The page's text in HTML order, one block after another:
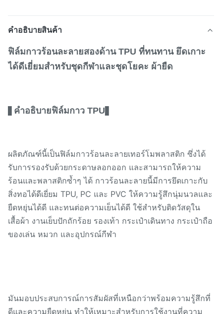
คําอธิบายสินค้า
ฟิล์มกาวร้อนละลายสองด้าน TPU ที่ทนทาน ยึดเกาะ
ได้ดีเยี่ยมสำหรับชุดกีฬาและชุดโยคะ ผ้ายืด
คำอธิบายฟิล์มกาว TPU
ผลิตภัณฑ์นี้เป็นฟิล์มกาวร้อนละลายเทอร์โมพลาสติก ซึ่งได้
รับการรองรับด้วยกระดาษลอกออก และสามารถให้ความ
ร้อนและพลาสติกซ้ำๆ ได้ กาวร้อนละลายนี้มีการยึดเกาะกับ
สิ่งทอได้ดีเยี่ยม TPU, PC และ PVC ให้ความรู้สึกนุ่มนวลและ
ยืดหยุ่นได้ดี และทนต่อความเย็นได้ดี ใช้สำหรับติดวัสดุใน
เสื้อผ้า งานเย็บปักถักร้อย รองเท้า กระเป๋าเดินทาง กระเป๋าถือ
ของเล่น หมวก และอุปกรณ์กีฬา
มันมอบประสบการณ์การสัมผัสที่เหนือกว่าพร้อมความรู้สึกที่
ดีและความยืดหยุ่น ทำให้เหมาะสำหรับการใช้งานที่ความ